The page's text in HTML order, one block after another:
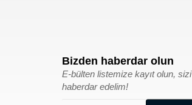
Bizden haberdar olun
E-bülten listemize kayıt olun, sizi
haberdar edelim!